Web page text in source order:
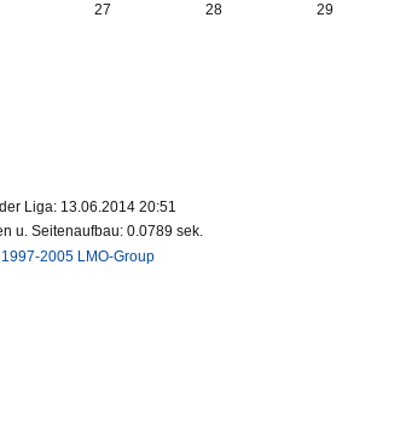
27 28 29
Liga: 13.06.2014 20:51
u. Seitenaufbau: 0.0789 sek.
2005 LMO-Group